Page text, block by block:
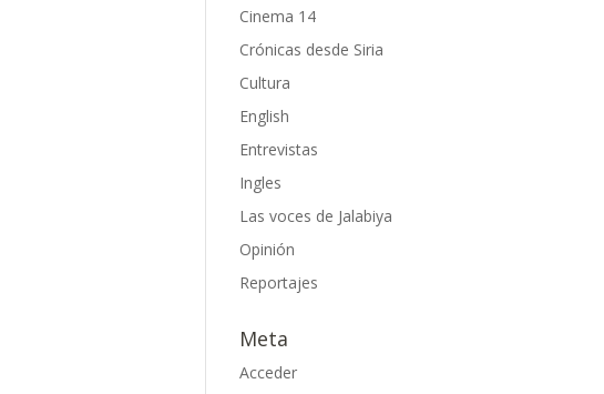
Cinema 14
Crónicas desde Siria
Cultura
English
Entrevistas
Ingles
Las voces de Jalabiya
Opinión
Reportajes
Meta
Acceder